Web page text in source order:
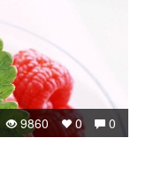
0
0
9860